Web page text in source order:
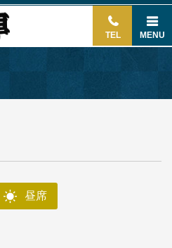
TEL MENU
昼席